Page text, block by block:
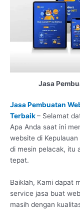
Jasa
Jasa Pembuatan
Terbaik– Selamat
Apa Anda saat ini
website di
di mesin pelacak, itu
tepat.
Baiklah, Kami dapat
service jasa buat
masih dengan